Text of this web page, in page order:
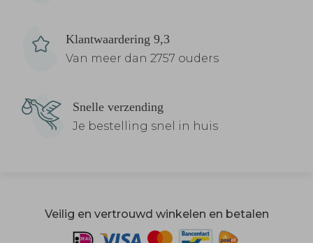
Klantwaardering 9,3
Van meer dan 2757 ouders
Snelle verzending
Je bestelling snel in huis
Veilig en vertrouwd winkelen en betalen